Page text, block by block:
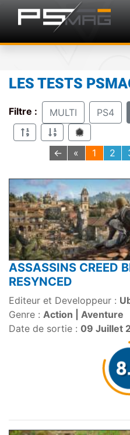
LES TESTS
Filtre : MULTI PS4
← « 1 2
ASSASSINS CREED
RESYNCED
Editeur et Developpeur :
Genre : Action | Aventure
Date de sortie : 09 Juillet